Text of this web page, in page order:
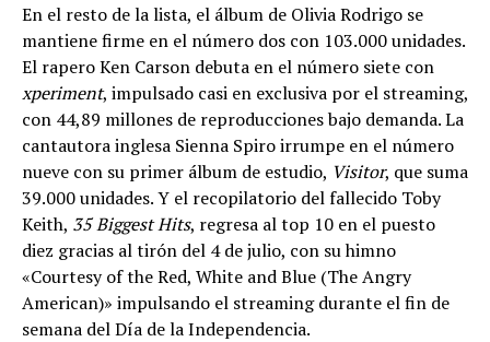
En el resto de la lista, el álbum de Olivia Rodrigo se
mantiene firme en el número dos con 103.000 unidades.
El rapero Ken Carson debuta en el número siete con
xperiment, impulsado casi en exclusiva por el streaming,
con 44,89 millones de reproducciones bajo demanda. La
cantautora inglesa Sienna Spiro irrumpe en el número
nueve con su primer álbum de estudio, Visitor, que suma
39.000 unidades. Y el recopilatorio del fallecido Toby
Keith, 35 Biggest Hits, regresa al top 10 en el puesto
diez gracias al tirón del 4 de julio, con su himno
«Courtesy of the Red, White and Blue (The Angry
American)» impulsando el streaming durante el fin de
semana del Día de la Independencia.